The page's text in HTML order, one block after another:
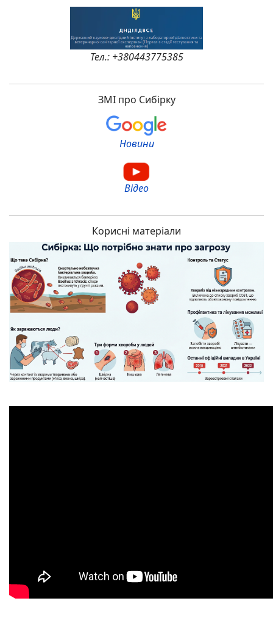
Тел.: +380443775385
ЗМІ про Сибірку
Новини
Відео
Корисні матеріали